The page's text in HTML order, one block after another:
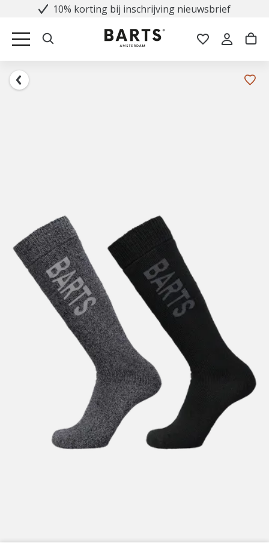
10% korting bij inschrijving nieuwsbrief